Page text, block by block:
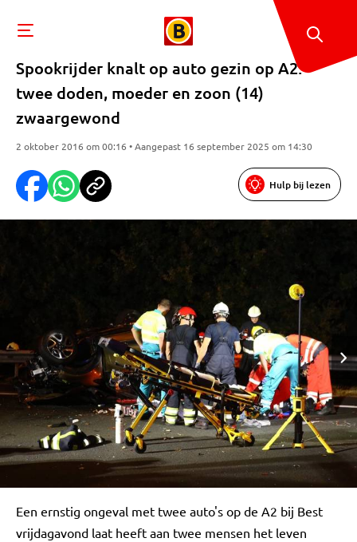
Spookrijder knalt op auto gezin op A2:
twee doden, moeder en zoon (14)
zwaargewond
2 oktober 2016 om 00:16 • Aangepast 16 september 2025 om 14:30
Hulp bij lezen
Een ernstig ongeval met twee auto's op de A2 bij Best
vrijdagavond laat heeft aan twee mensen het leven